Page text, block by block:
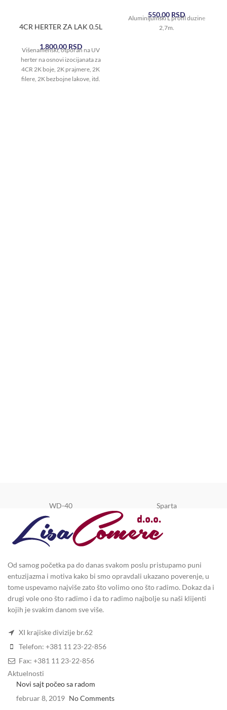
4CR HERTER ZA LAK 0.5L
1.800,00 RSD
Višenamenski, otporan na UV
herter na osnovi izocijanata za
4CR 2K boje, 2K prajmere, 2K
filere, 2K bezbojne lakove, itd.
550,00 RSD
Aluminijumski L profil duzine
2,7m.
WD-40 Sparta
Od samog početka pa do danas svakom poslu pristupamo puni
entuzijazma i motiva kako bi smo opravdali ukazano poverenje, u
tome uspevamo najviše zato što volimo ono što radimo. Dokaz da i
drugi vole ono što radimo i da to radimo najbolje su naši klijenti
kojih je svakim danom sve više.
XI krajiske divizije br.62
Telefon: +381 11 23-22-856
Fax: +381 11 23-22-856
Aktuelnosti
Novi sajt počeo sa radom
februar 8, 2019 No Comments